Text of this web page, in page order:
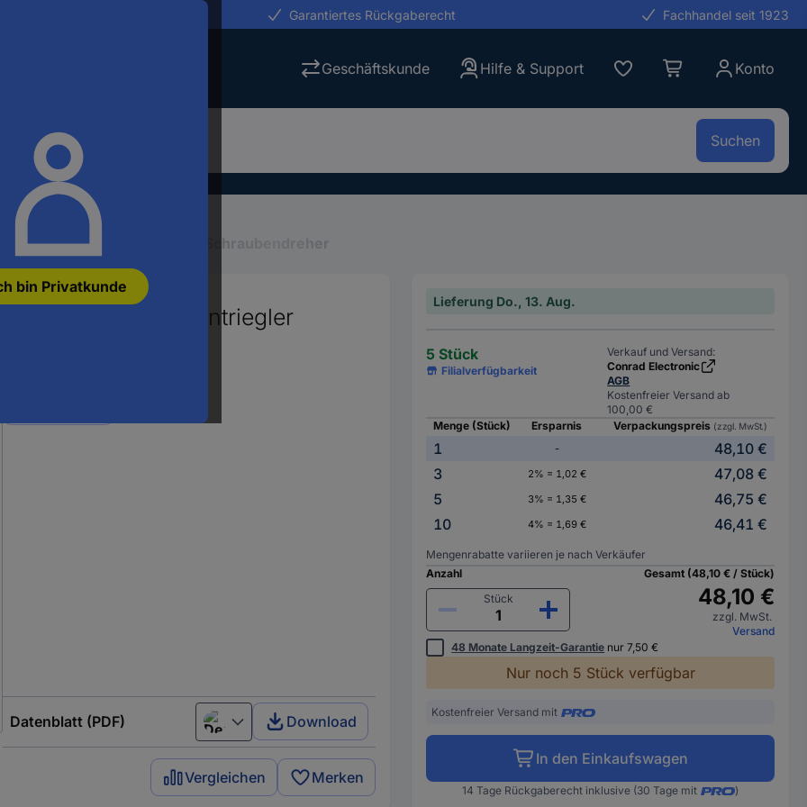
bin Privatkunde
Garantiertes Rückgaberecht Fachhandel seit 1923
Geschäftskunde Hilfe & Support Konto
Suchen
Schraubenzieher Spezial-Schraubendreher
Werkstatt Kabelentriegler
Datenblatt (PDF) Deutsch (Deutschland)
Download
Vergleichen Merken
Lieferung Do., 13. Aug.
5 Stück
Filialverfügbarkeit
Verkauf und Versand:
Conrad Electronic
AGB
Kostenfreier Versand ab
100,00 €
Menge (Stück)
Ersparnis Verpackungspreis (zzgl. MwSt.)
1 -
48,10 €
3
2% = 1,02 €
47,08 €
5
3% = 1,35 €
46,75 €
10
4% = 1,69 € 46,41 €
Mengenrabatte variieren je nach Verkäufer
Anzahl
Stück
Gesamt (48,10 € / Stück)
48,10 €
zzgl. MwSt.
Versand
48 Monate Langzeit-Garantie nur 7,50 €
Nur noch 5 Stück verfügbar
Kostenfreier Versand mit
In den Einkaufswagen
14 Tage Rückgaberecht inklusive (30 Tage mit )